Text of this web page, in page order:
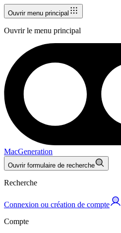
Ouvrir menu principal
Ouvrir le menu principal
MacGeneration
Ouvrir formulaire de recherche
Recherche
Connexion ou création de compte
Compte